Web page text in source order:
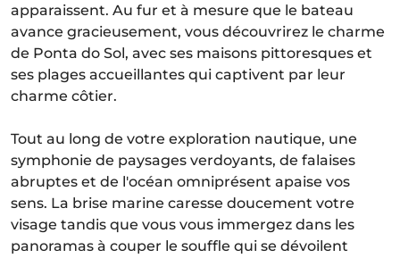
apparaissent. Au fur et à mesure que le bateau
avance gracieusement, vous découvrirez le charme
de Ponta do Sol, avec ses maisons pittoresques et
ses plages accueillantes qui captivent par leur
charme côtier.
Tout au long de votre exploration nautique, une
symphonie de paysages verdoyants, de falaises
abruptes et de l'océan omniprésent apaise vos
sens. La brise marine caresse doucement votre
visage tandis que vous vous immergez dans les
panoramas à couper le souffle qui se dévoilent